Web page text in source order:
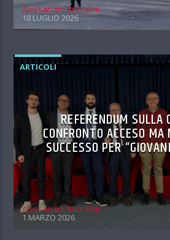
Alessandro Boccalini
18 LUGLIO 2026
ARTICOLI
REFERENDUM SULLA
CONFRONTO ACCESO
SUCCESSO PER
Alessandro Boccalini
1 MARZO 2026